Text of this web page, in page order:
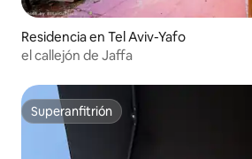
Residencia en Tel Aviv-Yafo
el callejón de Jaffa
Superanfitrión
Superanfitrión